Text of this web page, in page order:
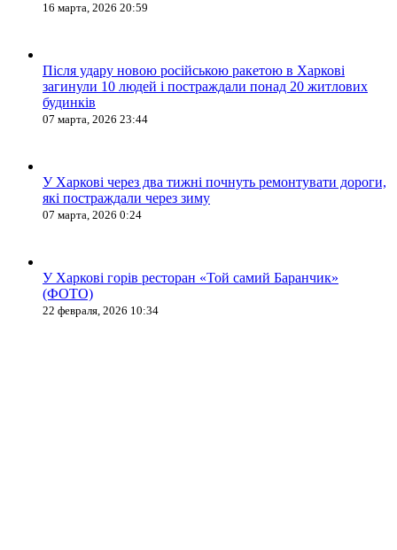
16 марта, 2026 20:59
Після удару новою російською ракетою в Харкові
загинули 10 людей і постраждали понад 20 житлових
будинків
07 марта, 2026 23:44
У Харкові через два тижні почнуть ремонтувати дороги,
які постраждали через зиму
07 марта, 2026 0:24
У Харкові горів ресторан «Той самий Баранчик»
(ФОТО)
22 февраля, 2026 10:34